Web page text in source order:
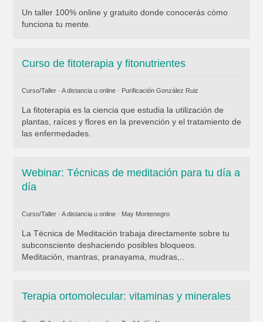
Un taller 100% online y gratuito donde conocerás cómo
funciona tu mente.
Curso de fitoterapia y fitonutrientes
Curso/Taller · A distancia u online · Purificación González Ruiz
La fitoterapia es la ciencia que estudia la utilización de
plantas, raíces y flores en la prevención y el tratamiento de
las enfermedades.
Webinar: Técnicas de meditación para tu día a
día
Curso/Taller · A distancia u online · May Montenegro
La Técnica de Meditación trabaja directamente sobre tu
subconsciente deshaciendo posibles bloqueos.
Meditación, mantras, pranayama, mudras,..
Terapia ortomolecular: vitaminas y minerales